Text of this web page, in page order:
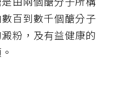
百到數千個醣分子
粉，及有益健康的